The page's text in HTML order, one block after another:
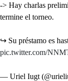
-> Hay charlas
termine el torneo.
↪️ Su préstamo es
pic.twitter.com/
— Uriel Iugt